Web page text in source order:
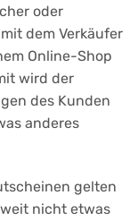
oder
dem Verkäufer
Online-Shop
wird der
des Kunden
anderes
gelten
nicht etwas